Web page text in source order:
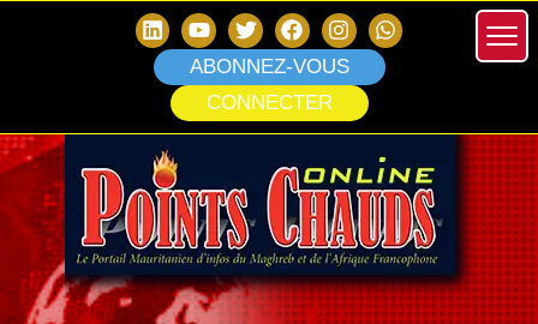
ABONNEZ-VOUS
CONNECTER